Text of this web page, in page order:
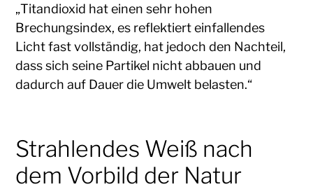
„Titandioxid hat einen sehr hohen
Brechungsindex, es reflektiert einfallendes
Licht fast vollständig, hat jedoch den Nachteil,
dass sich seine Partikel nicht abbauen und
dadurch auf Dauer die Umwelt belasten.“
Strahlendes Weiß nach
dem Vorbild der Natur